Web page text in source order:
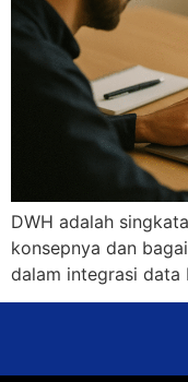
DWH adalah
konsepnya dan
dalam integrasi data